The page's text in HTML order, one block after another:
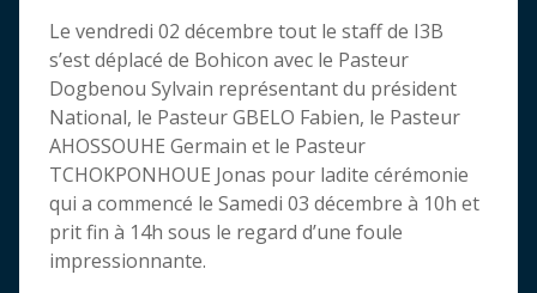
Le vendredi 02 décembre tout le staff de I3B
s’est déplacé de Bohicon avec le Pasteur
Dogbenou Sylvain représentant du président
National, le Pasteur GBELO Fabien, le Pasteur
AHOSSOUHE Germain et le Pasteur
TCHOKPONHOUE Jonas pour ladite cérémonie
qui a commencé le Samedi 03 décembre à 10h et
prit fin à 14h sous le regard d’une foule
impressionnante.